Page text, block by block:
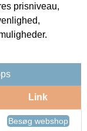
prisniveau,
Link
Besøg webshop